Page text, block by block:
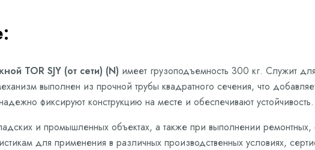
TOR SJY (от сети) (N) имеет грузоподъемность 300 кг. Служит
выполнен из прочной трубы квадратного сечения, что
фиксируют конструкцию на месте и обеспечивают устойчивость.
и промышленных объектах, а также при выполнении
для применения в различных производственных условиях,